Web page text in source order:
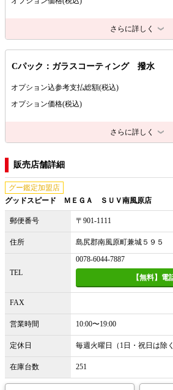
さらに詳しく
Cパック：ガラスコーティング 撥水
オプション込参考支払総額(税込)
オプション価格(税込)
さらに詳しく
販売店舗詳細
グー鑑定加盟店
グッドスピード ＭＥＧＡ ＳＵＶ南風原店
郵便番号 〒901-1111
住所 島尻郡南風原町兼城５９５
TEL
0078-6044-7887
【無料】
FAX
営業時間 10:00〜19:00
定休日 毎週火曜日（1日・祝日は除く
在庫台数 251